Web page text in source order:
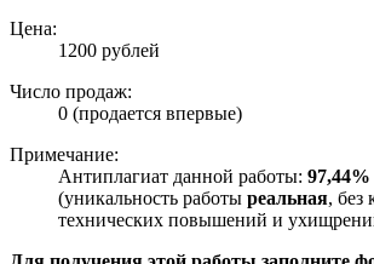
Цена:
1200 рублей
Число продаж:
0 (продается впервые)
Примечание:
Антиплагиат данной работы: 97,44%
(уникальность работы реальная, без
технических повышений и